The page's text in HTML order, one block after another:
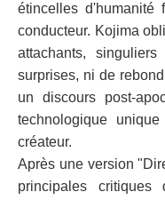
étincelles d'humanité
conducteur. Kojima
attachants,
surprises, ni de
un discours post-
technologique
créateur.
Après une version
principales